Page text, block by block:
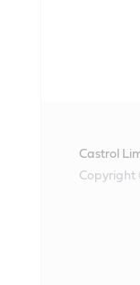
Castrol
Copyright